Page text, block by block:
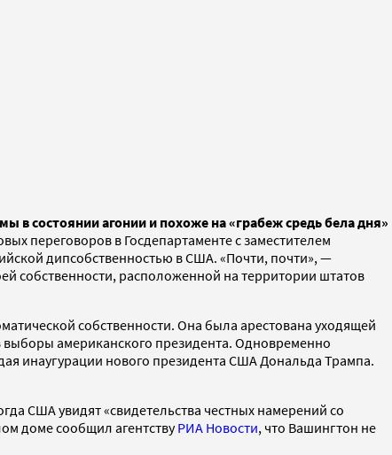
состоянии агонии и похоже на «грабеж средь бела дня»
переговоров в Госдепартаменте с заместителем
дипсобственностью в США. «Почти, почти», —
собственности, расположенной на территории штатов
собственности. Она была арестована уходящей
американского президента. Одновременно
инаугурации нового президента США Дональда Трампа.
США увидят «свидетельства честных намерений со
доме сообщил агентствуРИА Новости, что Вашингтон не